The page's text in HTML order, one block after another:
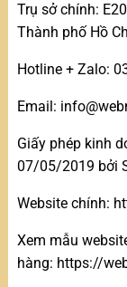
Trụ sở chính:
Thành phố Hồ
Hotline + Zalo:
Email:
Giấy phép kinh
07/05/2019 bởi
Website chính:
Xem mẫu
hàng: https://